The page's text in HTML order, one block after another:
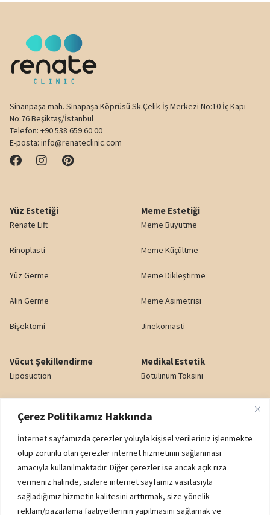
Çerez Politikamız Hakkında
İnternet sayfamızda çerezler yoluyla kişisel verileriniz işlenmekte
olup zorunlu olan çerezler internet hizmetinin sağlanması
amacıyla kullanılmaktadır. Diğer çerezler ise ancak açık rıza
vermeniz halinde, sizlere internet sayfamız vasıtasıyla
sağladığımız hizmetin kalitesini arttırmak, size yönelik
reklam/pazarlama faaliyetlerinin yapılmasını sağlamak ve
Sinanpaşa mah. Sinapaşa Köprüsü Sk.Çelik İş Merkezi No:10 İç Kapı
No:76 Beşiktaş/İstanbul
Telefon: +90 538 659 60 00
E-posta: info@renateclinic.com
Yüz Estetiği
Renate Lift
Rinoplasti
Yüz Germe
Alın Germe
Bişektomi
Meme Estetiği
Meme Büyütme
Meme Küçültme
Meme Dikleştirme
Meme Asimetrisi
Jinekomasti
Vücut Şekillendirme
Liposuction
Karın Germe
Yağ Enjeksiyonu
Popo Kaldırma (BBL)
Genital Estetik
Medikal Estetik
Botulinum Toksini
Dudak Dolgusu
Nazolabiyal Dolgu
Yanak Dolgusu